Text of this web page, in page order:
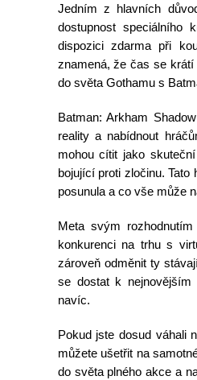
Jedním z hlavních
dostupnost speciálního
dispozici zdarma při
znamená, že čas se
do světa Gothamu s
Batman: Arkham
reality a nabídnout
mohou cítit jako
bojující proti zločinu.
posunula a co vše může
Meta svým
konkurenci na trhu s
zároveň odměnit ty
se dostat k
navíc.
Pokud jste dosud váhali
můžete ušetřit na
do světa plného akce a